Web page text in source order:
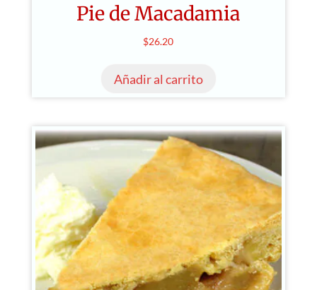
Pie de Macadamia
$26.20
Añadir al carrito